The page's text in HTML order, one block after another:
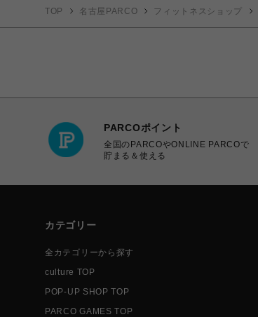
TOP 名古屋PARCO フィットネスショップ
PARCOポイント
全国のPARCOやONLINE PARCOで
貯まる＆使える
カテゴリー
全カテゴリーから探す
culture TOP
POP-UP SHOP TOP
PARCO GAMES TOP